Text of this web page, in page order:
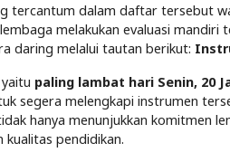
tercantum dalam daftar tersebut
melakukan evaluasi mandiri
daring melalui tautan berikut:
paling lambat hari Senin, 20
segera melengkapi instrumen
hanya menunjukkan komitmen
pendidikan.